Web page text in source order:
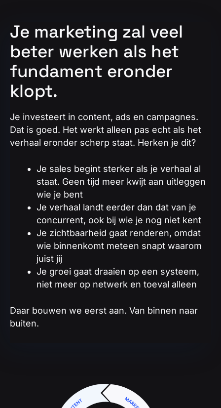
Je marketing zal veel
beter werken als het
fundament eronder
klopt.
Je investeert in content, ads en campagnes.
Dat is goed. Het werkt alleen pas echt als het
verhaal eronder scherp staat. Herken je dit?
Je sales begint sterker als je verhaal al
staat. Geen tijd meer kwijt aan uitleggen
wie je bent
Je verhaal landt eerder dan dat van je
concurrent, ook bij wie je nog niet kent
Je zichtbaarheid gaat renderen, omdat
wie binnenkomt meteen snapt waarom
juist jij
Je groei gaat draaien op een systeem,
niet meer op netwerk en toeval alleen
Daar bouwen we eerst aan. Van binnen naar
buiten.